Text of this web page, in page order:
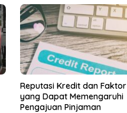
Reputasi Kredit dan Faktor
yang Dapat Memengaruhi
Pengajuan Pinjaman